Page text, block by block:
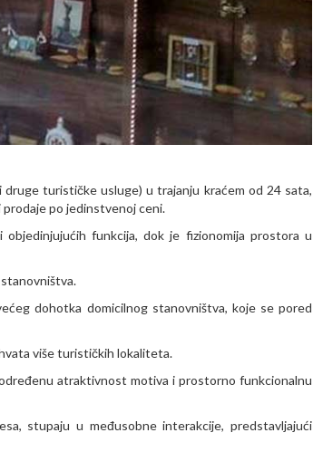
turističke usluge) u trajanju kraćem od 24 sata,
po jedinstvenoj ceni.
funkcija, dok je fizionomija prostora u
dohotka domicilnog stanovništva, koje se pored
više turističkih lokaliteta.
atraktivnost motiva i prostorno funkcionalnu
stupaju u međusobne interakcije, predstavljajući